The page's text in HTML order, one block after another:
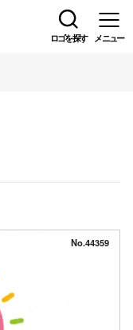
ロゴを探す メニュー
No.44359